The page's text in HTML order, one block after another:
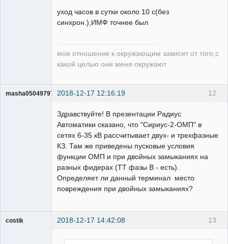
уход часов в сутки около 10 с(без
синхрон.),ИМФ точнее был
мое отношение к окружающим зависит от того,с
какой целью они меня окружают
12
masha05049797 2018-12-17 12:16:19
Здравствуйте! В презентации Радиус
Автоматики сказано, что "Сириус-2-ОМП" в
сетях 6-35 кВ рассчитывает двух- и трехфазные
КЗ. Там же приведены пусковые условия
функции ОМП и при двойных замыканиях на
разных фидерах (ТТ фазы В - есть).
Определяет ли данный терминал место
повреждения при двойных замыканиях?
13
costik 2018-12-17 14:42:08